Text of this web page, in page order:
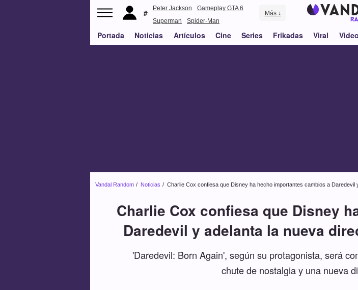
Peter Jackson
Gameplay GTA 6
Superman
Spider-Man
Más ↓
Portada Noticias Artículos Cine Series Frikadas Viral
Vandal Random Noticias Charlie Cox confiesa que Disney ha hecho importantes cambios a
Charlie Cox confiesa que Disney
Daredevil y adelanta la nueva
'Daredevil: Born Again', según su protagonista, será
chute de nostalgia y una nueva